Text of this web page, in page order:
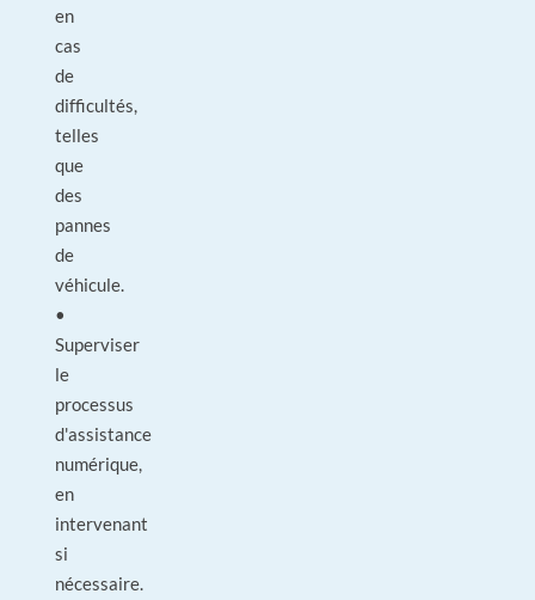
en
cas
de
difficultés,
telles
que
des
pannes
de
véhicule.
•
Superviser
le
processus
d'assistance
numérique,
en
intervenant
si
nécessaire.